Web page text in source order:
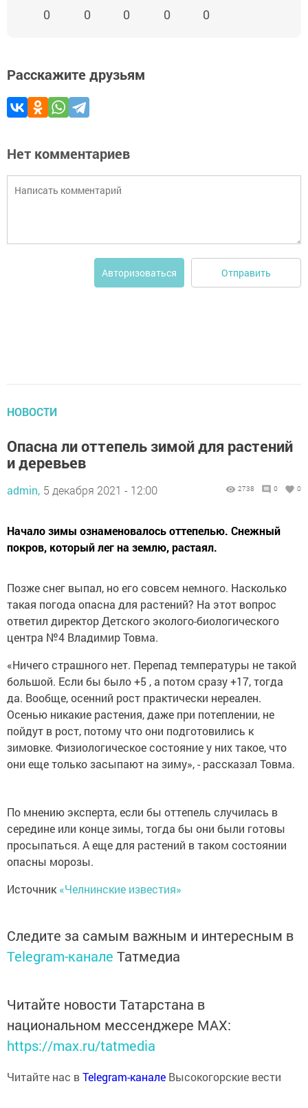
0 0 0 0 0
Расскажите друзьям
Нет комментариев
Авторизоваться Отправить
НОВОСТИ
Опасна ли оттепель зимой для растений
и деревьев
admin, 5 декабря 2021 - 12:00 2738 0 0
Начало зимы ознаменовалось оттепелью. Снежный
покров, который лег на землю, растаял.
Позже снег выпал, но его совсем немного. Насколько
такая погода опасна для растений? На этот вопрос
ответил директор Детского эколого-биологического
центра №4 Владимир Товма.
«Ничего страшного нет. Перепад температуры не такой
большой. Если бы было +5 , а потом сразу +17, тогда
да. Вообще, осенний рост практически нереален.
Осенью никакие растения, даже при потеплении, не
пойдут в рост, потому что они подготовились к
зимовке. Физиологическое состояние у них такое, что
они еще только засыпают на зиму», - рассказал Товма.
По мнению эксперта, если бы оттепель случилась в
середине или конце зимы, тогда бы они были готовы
просыпаться. А еще для растений в таком состоянии
опасны морозы.
Источник«Челнинские известия»
Следите за самым важным и интересным в
Telegram-канале Татмедиа
Читайте новости Татарстана в
национальном мессенджере MАХ:
https://max.ru/tatmedia
Читайте нас вTelegram-канале Высокогорские вести